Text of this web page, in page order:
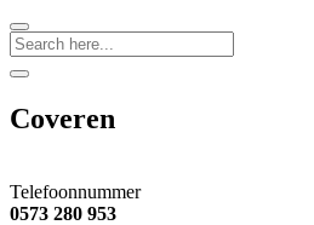
Search
Coveren
Telefoonnummer
0573 280 953